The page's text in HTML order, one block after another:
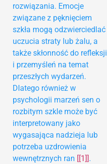
rozwiązania. Emocje
związane z pęknięciem
szkła mogą odzwierciedlać
uczucia straty lub żalu, a
także skłonność do refleksji
i przemyśleń na temat
przeszłych wydarzeń.
Dlatego również w
psychologii marzeń sen o
rozbitym szkle może być
interpretowany jako
wygasająca nadzieja lub
potrzeba uzdrowienia
wewnętrznych ran [[1]] .